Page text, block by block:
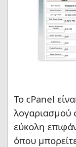
Το cPanel
λογαριασμού
εύκολη
όπου